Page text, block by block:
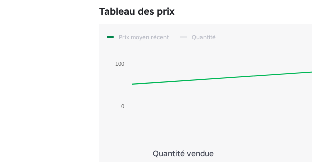
Tableau des prix
Prix moyen récent Quantité
0
100
Quantité vendue